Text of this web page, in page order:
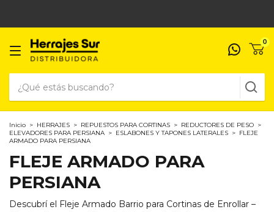
0
Inicio > HERRAJES > REPUESTOS PARA CORTINAS > REDUCTORES DE PESO >
ELEVADORES PARA PERSIANA > ESLABONES Y TAPONES LATERALES > FLEJE
ARMADO PARA PERSIANA
FLEJE ARMADO PARA
PERSIANA
Descubrí el Fleje Armado Barrio para Cortinas de Enrollar –